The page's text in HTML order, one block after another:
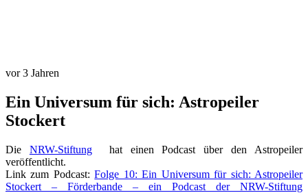
vor 3 Jahren
Ein Universum für sich: Astropeiler
Stockert
Die NRW-Stiftung
hat einen Podcast über den Astropeiler
veröffentlicht.
Link zum Podcast:Folge 10: Ein Universum für sich: Astropeiler
Stockert – Förderbande – ein Podcast der NRW-Stiftung